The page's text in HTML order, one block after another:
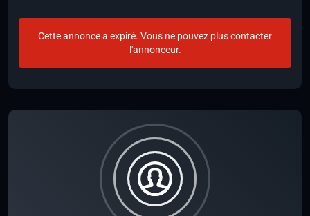
Cette annonce a expiré. Vous ne pouvez plus contacter
l'annonceur.